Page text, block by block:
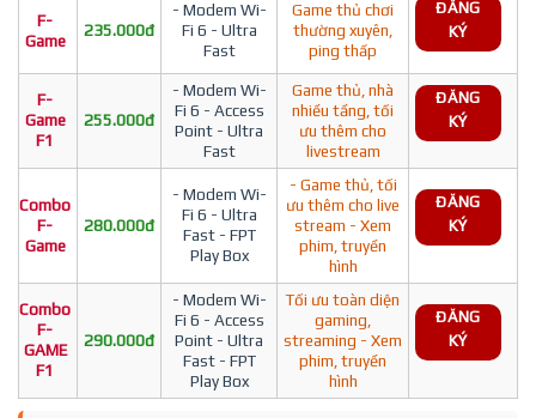
F-
Game
235.000đ
- Modem Wi-
Fi 6 - Ultra
Fast
Game thủ chơi
thường xuyên,
ping thấp
ĐĂNG
KÝ
F-
Game
F1
255.000đ
- Modem Wi-
Fi 6 - Access
Point - Ultra
Fast
Game thủ, nhà
nhiều tầng, tối
ưu thêm cho
livestream
ĐĂNG
KÝ
Combo
F-
Game
280.000đ
- Modem Wi-
Fi 6 - Ultra
Fast - FPT
Play Box
- Game thủ, tối
ưu thêm cho live
stream - Xem
phim, truyền
hình
ĐĂNG
KÝ
Combo
F-
GAME
F1
290.000đ
- Modem Wi-
Fi 6 - Access
Point - Ultra
Fast - FPT
Play Box
Tối ưu toàn diện
gaming,
streaming - Xem
phim, truyền
hình
ĐĂNG
KÝ